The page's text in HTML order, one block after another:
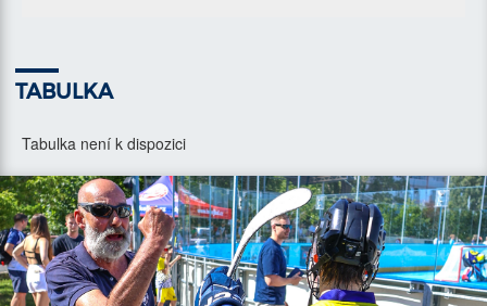
TABULKA
Tabulka není k dispozici